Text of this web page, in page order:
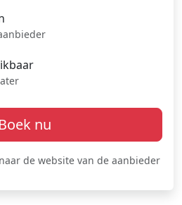
Boek nu
de website van de aanbieder